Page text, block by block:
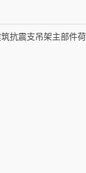
抗震支吊架主部件